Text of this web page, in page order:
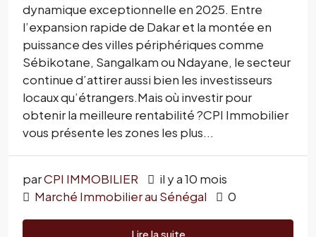
dynamique exceptionnelle en 2025. Entre
l’expansion rapide de Dakar et la montée en
puissance des villes périphériques comme
Sébikotane, Sangalkam ou Ndayane, le secteur
continue d’attirer aussi bien les investisseurs
locaux qu’étrangers.Mais où investir pour
obtenir la meilleure rentabilité ?CPI Immobilier
vous présente les zones les plus...
parCPI IMMOBILIER
il y a 10 mois
Marché Immobilier au Sénégal
0
Lire la suite